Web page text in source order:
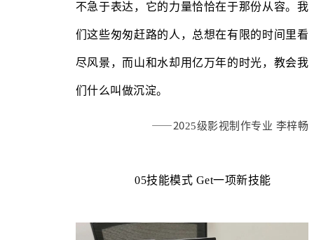
不急于表达，它的力量恰恰在于那份从容。我
们这些匆匆赶路的人，总想在有限的时间里看
尽风景，而山和水却用亿万年的时光，教会我
们什么叫做沉淀。
——2025级影视制作专业 李梓畅
05技能模式 Get一项新技能